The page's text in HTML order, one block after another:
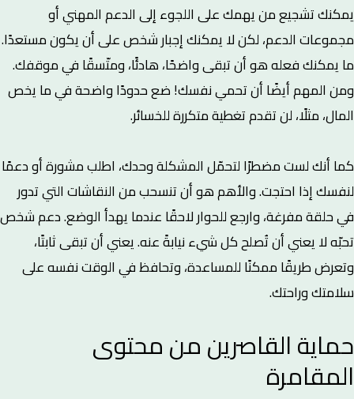
يمكنك تشجيع من يهمك على اللجوء إلى الدعم المهني أو
مجموعات الدعم، لكن لا يمكنك إجبار شخص على أن يكون مستعدًا.
ما يمكنك فعله هو أن تبقى واضحًا، هادئًا، ومتّسقًا في موقفك.
ومن المهم أيضًا أن تحمي نفسك! ضع حدودًا واضحة في ما يخص
المال، مثلًا، لن تقدم تغطية متكررة للخسائر.
كما أنك لست مضطرًا لتحمّل المشكلة وحدك، اطلب مشورة أو دعمًا
لنفسك إذا احتجت. والأهم هو أن تنسحب من النقاشات التي تدور
في حلقة مفرغة، وارجع للحوار لاحقًا عندما يهدأ الوضع. دعم شخص
تحبّه لا يعني أن تُصلح كل شيء نيابةً عنه. يعني أن تبقى ثابتًا،
وتعرض طريقًا ممكنًا للمساعدة، وتحافظ في الوقت نفسه على
سلامتك وراحتك.
حماية القاصرين من محتوى
المقامرة